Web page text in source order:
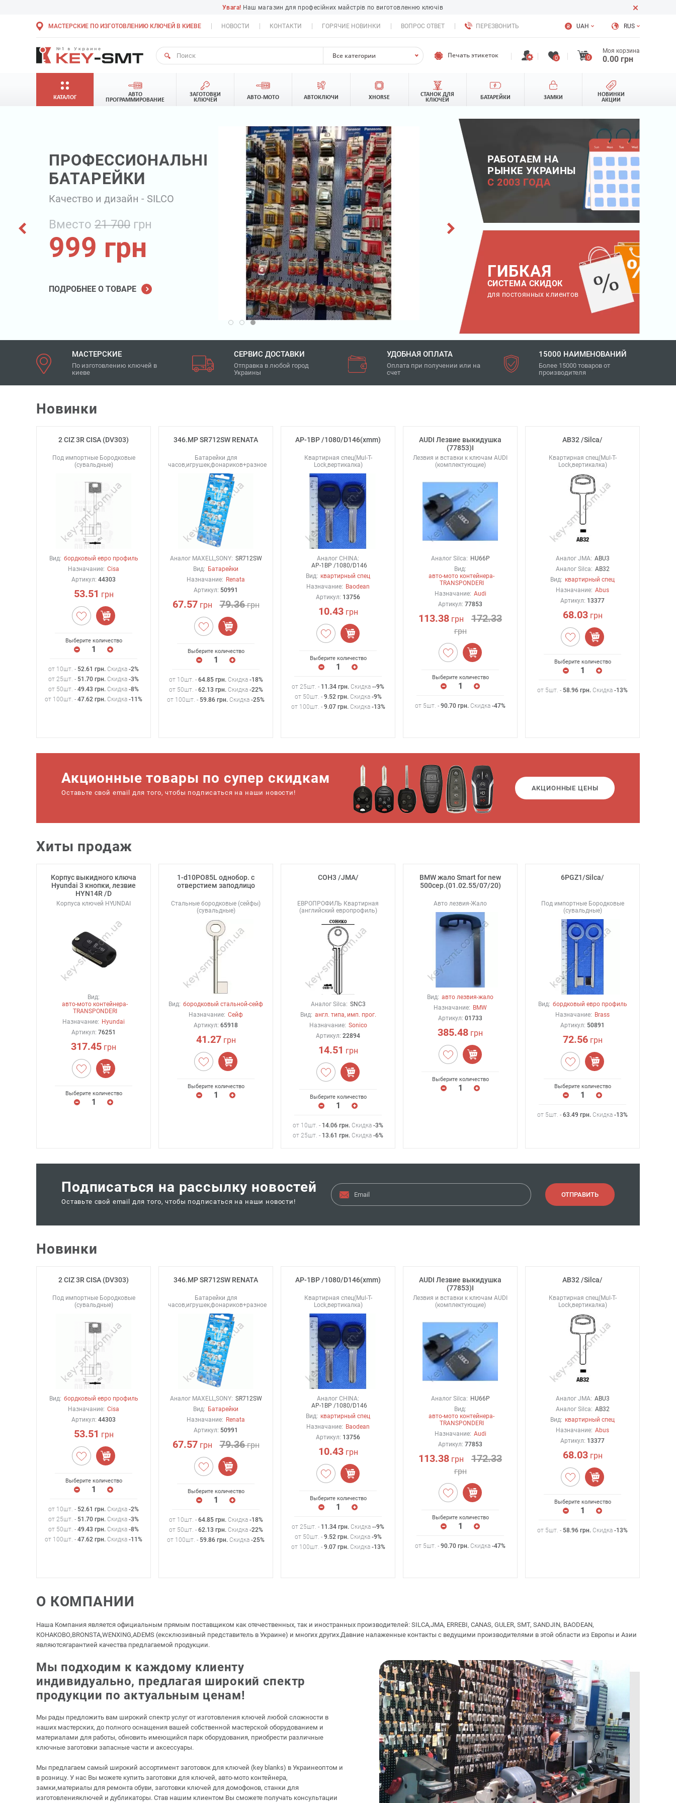
Увага! Наш магазин для професійних майстрів по виготовленню ключів
МАСТЕРСКИЕ ПО ИЗГОТОВЛЕНИЮ КЛЮЧЕЙ В КИЕВЕ НОВОСТИ КОНТАКТИ ГОРЯЧИЕ НОВИНКИ ВОПРОС ОТВЕТ ПЕРЕЗВОНИТЬ UAH RUS
0 0
Моя корзина
0.00 грн
Все категории Печать этикеток
КАТАЛОГ
АВТО
ПРОГРАММИРОВАНИЕ
ЗАГОТОВКИ
КЛЮЧЕЙ
АВТО-МОТО АВТОКЛЮЧИ XHORSE
СТАНОК ДЛЯ
КЛЮЧЕЙ
БАТАРЕЙКИ ЗАМКИ
НОВИНКИ
АКЦИИ
ПРОФЕССИОНАЛЬНЫЙ
ФРЕЗЕРНЫЙ СТАНОК
Качество и дизайн - SILCO
21 700грн
18 999 грн
ПОДРОБНЕЕ О ТОВАРЕ
РАБОТАЕМ НА
РЫНКЕ УКРАИНЫ
С 2003 ГОДА
ГИБКАЯ
СИСТЕМА СКИДОК
для постоянных клиентов
МАСТЕРСКИЕ
По изготовлению ключей в
киеве
СЕРВИС ДОСТАВКИ
Отправка в любой город
Украины
УДОБНАЯ ОПЛАТА
Оплата при получении или на
счет
15000 НАИМЕНОВАНИЙ
Более 15000 товаров от
производителя
Новинки
2 CIZ 3R CISA (DV303)
Под импортные Бородковые
(сувальдные)
Вид: бордковый евро профиль
Назначание: Cisa
Артикул: 44303
53.51 грн
Выберите количество
от 10шт. - 52.61 грн. Скидка -2%
от 25шт. - 51.70 грн. Скидка -3%
от 50шт. - 49.43 грн. Скидка -8%
от 100шт. - 47.62 грн. Скидка -11%
346.MP SR712SW RENATA
Батарейки для
часов,игрушек,фонариков+разное
Аналог MAXELL,SONY: SR712SW
Вид: Батарейки
Назначание: Renata
Артикул: 50991
67.57грн 79.36грн
Выберите количество
от 10шт. - 64.85грн.Скидка -18%
от 50шт. - 62.13 грн.Скидка -22%
от 100шт. - 59.86 грн. Скидка -25%
AP-1BP /1080/D146(xmm)
Квартирная спец(Mul-T-
Lock,вертикалка)
Аналог CHINA:
AP-1BP /1080/D146
Вид: квартирный спец
Назначание: Baodean
Артикул: 13756
10.43грн
Выберите количество
от 25шт. - 11.34 грн. Скидка --9%
от 50шт. - 9.52грн.Скидка -9%
от 100шт. - 9.07грн.Скидка -13%
AUDI Лезвие выкидушка
(77853)I
Лезвия и вставки к ключам AUDI
(комплектующие)
Аналог Silca: HU66P
Вид:
авто-мото контейнера-
TRANSPONDERI
Назначание: Audi
Артикул: 77853
113.38 грн 172.33
грн
Выберите количество
от 5шт. - 90.70 грн. Скидка -47%
AB32 /Silca/
Квартирная спец(Mul-T-
Lock,вертикалка)
Аналог JMA: ABU3
Аналог Silca: AB32
Вид: квартирный спец
Назначание: Abus
Артикул: 13377
68.03грн
Выберите количество
от 5шт. - 58.96 грн. Скидка -13%
Акционные товары по супер скидкам
Оставьте свой email для того, чтобы подписаться на наши новости!
АКЦИОННЫЕ ЦЕНЫ
Хиты продаж
Корпус выкидного ключа
Hyundai 3 кнопки, лезвие
HYN14R /D
Корпуса ключей HYUNDAI
Вид:
авто-мото контейнера-
TRANSPONDERI
Назначание: Hyundai
Артикул: 76251
317.45 грн
Выберите количество
1-d10РО85L однобор. с
отверстием заподлицо
Стальные бородковые (сейфы)
(сувальдные)
Вид: бородковый стальной-сейф
Назначание: Сейф
Артикул: 65918
41.27грн
Выберите количество
COH3 /JMA/
ЕВРОПРОФИЛЬ Квартирная
(английский европрофиль)
Аналог Silca: SNC3
Вид: англ. типа, имп. прог.
Назначание: Sonico
Артикул: 22894
14.51 грн
Выберите количество
от 10шт. - 14.06 грн. Скидка -3%
от 25шт. - 13.61 грн. Скидка -6%
BMW жало Smart for new
500сер.(01.02.55/07/20)
Авто лезвия-Жало
Вид: авто лезвия-жало
Назначание: BMW
Артикул: 01733
385.48 грн
Выберите количество
6PGZ1/Silca/
Под импортные Бородковые
(сувальдные)
Вид: бордковый евро профиль
Назначание: Brass
Артикул: 50891
72.56грн
Выберите количество
от 5шт. - 63.49 грн. Скидка -13%
Подписаться на рассылку новостей
Оставьте свой email для того, чтобы подписаться на наши новости!
ОТПРАВИТЬ
Новинки
2 CIZ 3R CISA (DV303)
Под импортные Бородковые
(сувальдные)
Вид: бордковый евро профиль
Назначание: Cisa
Артикул: 44303
53.51 грн
Выберите количество
от 10шт. - 52.61 грн. Скидка -2%
от 25шт. - 51.70 грн. Скидка -3%
от 50шт. - 49.43 грн. Скидка -8%
от 100шт. - 47.62 грн. Скидка -11%
346.MP SR712SW RENATA
Батарейки для
часов,игрушек,фонариков+разное
Аналог MAXELL,SONY: SR712SW
Вид: Батарейки
Назначание: Renata
Артикул: 50991
67.57грн 79.36грн
Выберите количество
от 10шт. - 64.85грн.Скидка -18%
от 50шт. - 62.13 грн.Скидка -22%
от 100шт. - 59.86 грн. Скидка -25%
AP-1BP /1080/D146(xmm)
Квартирная спец(Mul-T-
Lock,вертикалка)
Аналог CHINA:
AP-1BP /1080/D146
Вид: квартирный спец
Назначание: Baodean
Артикул: 13756
10.43грн
Выберите количество
от 25шт. - 11.34 грн. Скидка --9%
от 50шт. - 9.52грн.Скидка -9%
от 100шт. - 9.07грн.Скидка -13%
AUDI Лезвие выкидушка
(77853)I
Лезвия и вставки к ключам AUDI
(комплектующие)
Аналог Silca: HU66P
Вид:
авто-мото контейнера-
TRANSPONDERI
Назначание: Audi
Артикул: 77853
113.38 грн 172.33
грн
Выберите количество
от 5шт. - 90.70 грн. Скидка -47%
AB32 /Silca/
Квартирная спец(Mul-T-
Lock,вертикалка)
Аналог JMA: ABU3
Аналог Silca: AB32
Вид: квартирный спец
Назначание: Abus
Артикул: 13377
68.03грн
Выберите количество
от 5шт. - 58.96 грн. Скидка -13%
О КОМПАНИИ
Наша Компания является официальным прямым поставщиком как отечественных, так и иностранных производителей: SILCA,JMA, ERREBI, CANAS, GULER, SMT, SANDJIN, BAODEAN,
КОНАКОВО,BRONSTA,WENXING,ADEMS (ексклюзивный представитель в Украине) и многих других.Давние налаженные контакты с ведущими производителями в этой области из Европы и Азии
являютсягарантией качества предлагаемой продукции.
Мы подходим к каждому клиенту
индивидуально, предлагая широкий спектр
продукции по актуальным ценам!
Мы рады предложить вам широкий спектр услуг от изготовления ключей любой сложности в
наших мастерских, до полного оснащения вашей собственной мастерской оборудованием и
материалами для работы, обновить имеющийся парк оборудования, приобрести различные
ключные заготовки запасные части и аксессуары.
Мы предлагаем самый широкий ассортимент заготовок для ключей (key blanks) в Украинеоптом и
в розницу. У нас Вы можете купить заготовки для ключей, авто-мото контейнера,
замки,материалы для ремонта обуви, заготовки ключей для домофонов, станки для
изготовленияключей и дубликаторы. Став нашим клиентом Вы сможете получать консультации